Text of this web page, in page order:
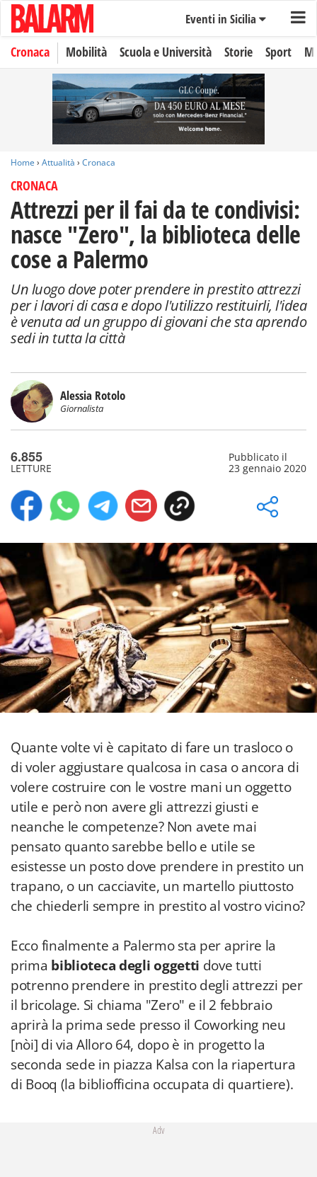
Eventi in Sicilia
Cronaca Mobilità Scuola e Università Storie Sport
Home › Attualità › Cronaca
CRONACA
Attrezzi per il fai da te condivisi:
nasce "Zero", la biblioteca delle
cose a Palermo
Un luogo dove poter prendere in prestito attrezzi
per i lavori di casa e dopo l'utilizzo restituirli, l'idea
è venuta ad un gruppo di giovani che sta aprendo
sedi in tutta la città
Alessia Rotolo
Giornalista
6.855
LETTURE
Pubblicato il
23 gennaio 2020
Quante volte vi è capitato di fare un trasloco o
di voler aggiustare qualcosa in casa o ancora di
volere costruire con le vostre mani un oggetto
utile e però non avere gli attrezzi giusti e
neanche le competenze? Non avete mai
pensato quanto sarebbe bello e utile se
esistesse un posto dove prendere in prestito un
trapano, o un cacciavite, un martello piuttosto
che chiederli sempre in prestito al vostro vicino?
Ecco finalmente a Palermo sta per aprire la
prima biblioteca degli oggetti dove tutti
potrenno prendere in prestito degli attrezzi per
il bricolage. Si chiama "Zero" e il 2 febbraio
aprirà la prima sede presso il Coworking neu
[nòi] di via Alloro 64, dopo è in progetto la
seconda sede in piazza Kalsa con la riapertura
di Booq (la bibliofficina occupata di quartiere).
Adv